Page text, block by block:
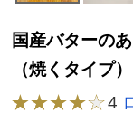
国産バターの
（焼くタイプ）
4